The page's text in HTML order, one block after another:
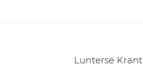
Lunterse Krant